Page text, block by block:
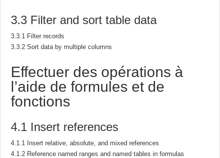
3.3 Filter and sort table data
3.3.1 Filter records
3.3.2 Sort data by multiple columns
Effectuer des opérations à
l’aide de formules et de
fonctions
4.1 Insert references
4.1.1 Insert relative, absolute, and mixed references
4.1.2 Reference named ranges and named tables in formulas